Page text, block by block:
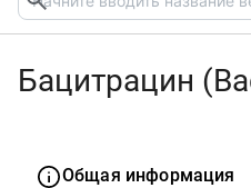
Бацитрацин
Общая информация